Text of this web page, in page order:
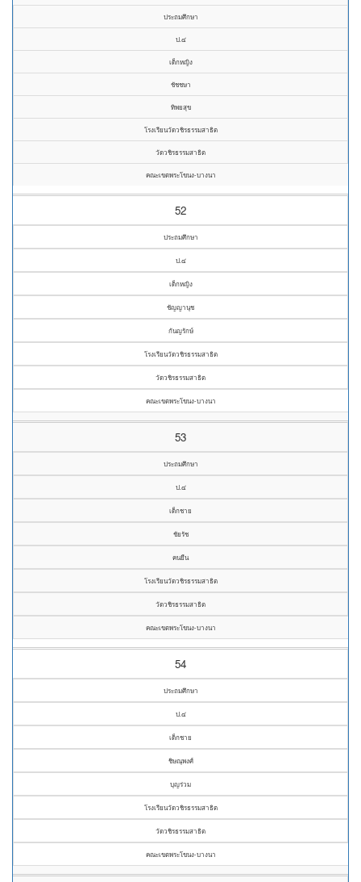
ประถมศึกษา
ป.๔
เด็กหญิง
ชัชชษา
ทิพยสุข
โรงเรียนวัดวชิรธรรมสาธิต
วัดวชิรธรรมสาธิต
คณะเขตพระโขนง-บางนา
52
ประถมศึกษา
ป.๔
เด็กหญิง
ชัญญานุช
กันญรักษ์
โรงเรียนวัดวชิรธรรมสาธิต
วัดวชิรธรรมสาธิต
คณะเขตพระโขนง-บางนา
53
ประถมศึกษา
ป.๔
เด็กชาย
ชัยรัช
คนยืน
โรงเรียนวัดวชิรธรรมสาธิต
วัดวชิรธรรมสาธิต
คณะเขตพระโขนง-บางนา
54
ประถมศึกษา
ป.๔
เด็กชาย
ชิษณุพงศ์
บุญร่วม
โรงเรียนวัดวชิรธรรมสาธิต
วัดวชิรธรรมสาธิต
คณะเขตพระโขนง-บางนา